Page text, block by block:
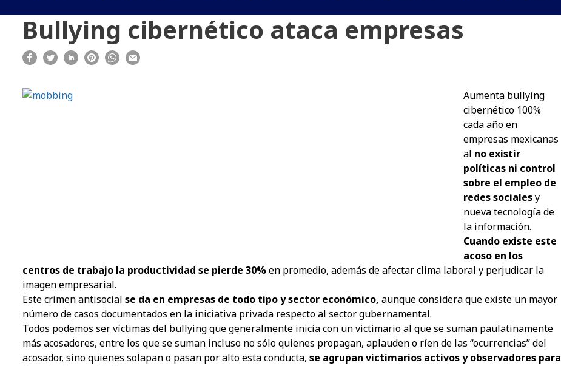
Bullying cibernético ataca empresas
Aumenta bullying
cibernético 100%
cada año en
empresas mexicanas
al no existir
políticas ni control
sobre el empleo de
redes socialesy
nueva tecnología de
la información.
Cuando existe este
acoso en los
centros de trabajo la productividad se pierde 30%en promedio, además de afectar clima laboral y perjudicar la
imagen empresarial.
Este crimen antisocial se da en empresas de todo tipo y sector económico, aunque considera que existe un mayor
número de casos documentados en la iniciativa privada respecto al sector gubernamental.
Todos podemos ser víctimas del bullying que generalmente inicia con un victimario al que se suman paulatinamente
más acosadores, entre los que se suman incluso no sólo quienes propagan, aplauden o ríen de las “ocurrencias” del
acosador, sino quienes solapan o pasan por alto esta conducta, se agrupan victimarios activos y observadores para